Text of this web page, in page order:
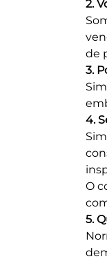
2.
de
3.
4.
O
5.